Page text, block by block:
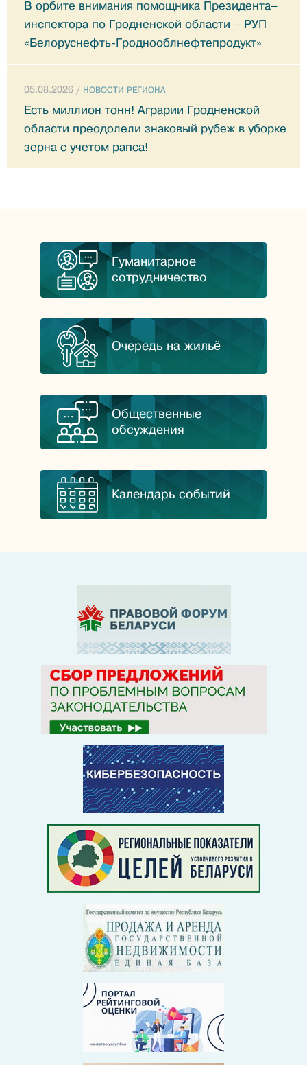
В орбите внимания помощника Президента–
инспектора по Гродненской области – РУП
«Белоруснефть-Гроднооблнефтепродукт»
05.08.2026 / НОВОСТИ РЕГИОНА
Есть миллион тонн! Аграрии Гродненской
области преодолели знаковый рубеж в уборке
зерна с учетом рапса!
Гуманитарное
сотрудничество
Очередь на жильё
Общественные
обсуждения
Календарь событий